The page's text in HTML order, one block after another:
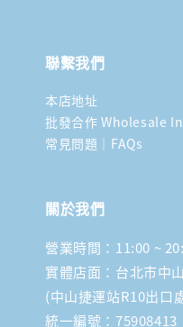
聯繫我們
本店地址
批發合作 Wholesale
常見問題｜FAQs
關於我們
營業時間：11:00 ~
實體店面：台北市中
(中山捷運站R10出口
統一編號：75908413